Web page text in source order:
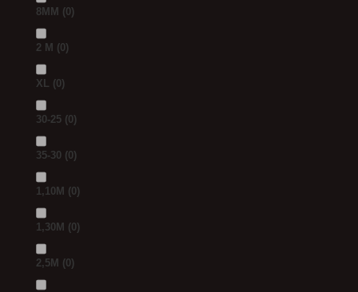
8MM (0)
2 M (0)
XL (0)
30-25 (0)
35-30 (0)
1,10M (0)
1,30M (0)
2,5M (0)